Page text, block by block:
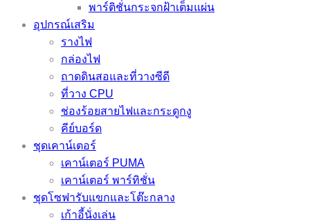
พาร์ติชั่นกระจกฝ้าเต็มแผ่น
อุปกรณ์เสริม
รางไฟ
กล่องไฟ
ถาดดินสอและที่วางซีดี
ที่วาง CPU
ช่องร้อยสายไฟและกระดูกงู
คีย์บอร์ด
ชุดเคาน์เตอร์
เคาน์เตอร์ PUMA
เคาน์เตอร์ พาร์ทิชั่น
ชุดโซฟารับแขกและโต๊ะกลาง
เก้าอี้นั่งเล่น